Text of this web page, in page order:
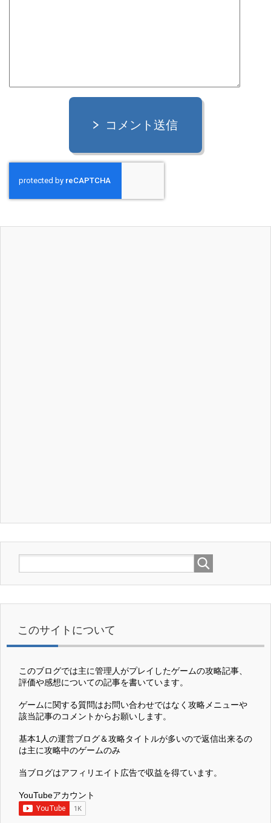
コメント送信
このサイトについて
このブログでは主に管理人がプレイしたゲームの攻略記事、
評価や感想についての記事を書いています。
ゲームに関する質問はお問い合わせではなく攻略メニューや
該当記事のコメントからお願いします。
基本1人の運営ブログ＆攻略タイトルが多いので返信出来るの
は主に攻略中のゲームのみ
当ブログはアフィリエイト広告で収益を得ています。
YouTubeアカウント